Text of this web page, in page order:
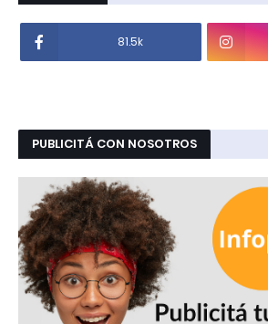
81.5k
PUBLICITÁ CON NOSOTROS